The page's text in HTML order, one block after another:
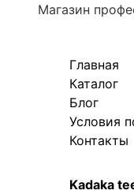
Магазин
Главная
Каталог
Блог
Условия
Контакты
Kadaka